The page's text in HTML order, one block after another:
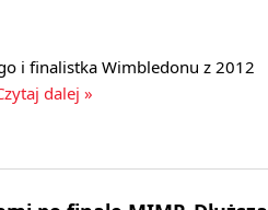
i finalistka Wimbledonu z 2012
dalej »